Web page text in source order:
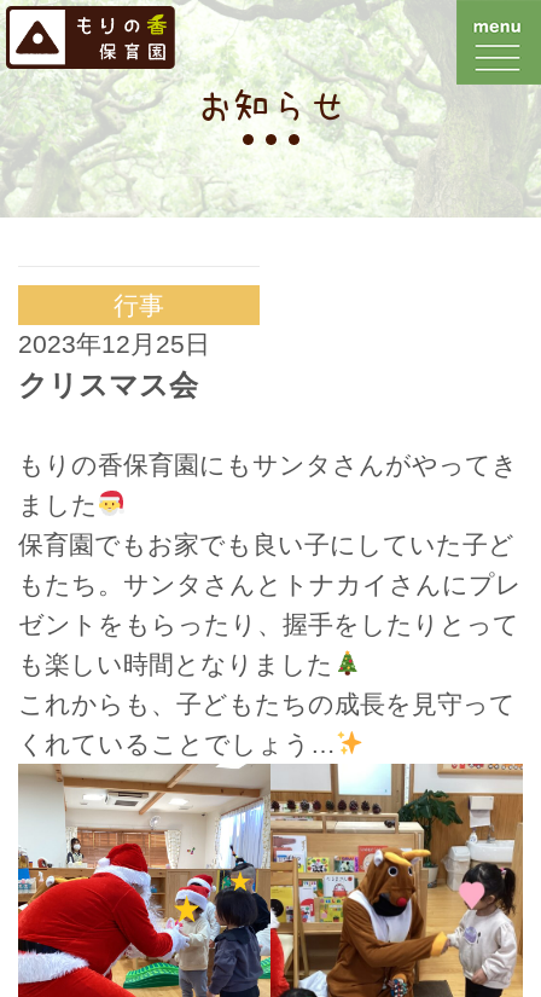
お知らせ
行事
2023年12月25日
クリスマス会
もりの香保育園にもサンタさんがやってき
ました
保育園でもお家でも良い子にしていた子ど
もたち。サンタさんとトナカイさんにプレ
ゼントをもらったり、握手をしたりとって
も楽しい時間となりました
これからも、子どもたちの成長を見守って
くれていることでしょう…